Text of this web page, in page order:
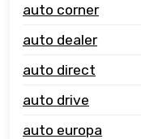
auto corner
auto dealer
auto direct
auto drive
auto europa